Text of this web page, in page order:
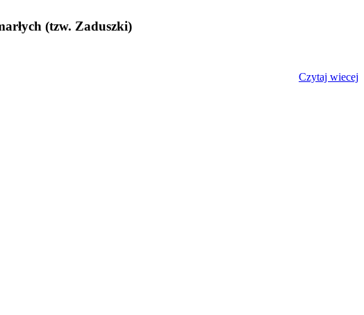
(tzw. Zaduszki)
Czytaj wiecej